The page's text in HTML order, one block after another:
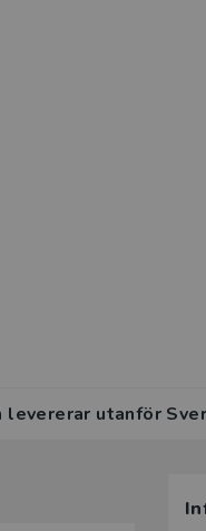
utanför